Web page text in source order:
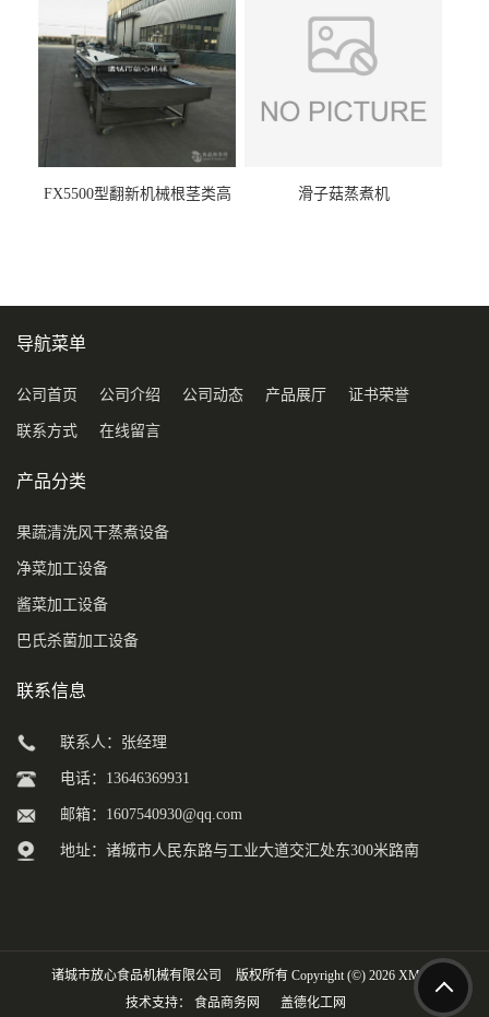
FX5500型翻新机械根茎类高
滑子菇蒸煮机
导航菜单
公司首页 公司介绍 公司动态 产品展厅 证书荣誉
联系方式 在线留言
产品分类
果蔬清洗风干蒸煮设备
净菜加工设备
酱菜加工设备
巴氏杀菌加工设备
联系信息
联系人：张经理
电话：13646369931
邮箱： 1607540930@qq.com
地址：诸城市人民东路与工业大道交汇处东300米路南
诸城市放心食品机械有限公司 版权所有 Copyright (©) 2026 XML
技术支持： 食品商务网 盖德化工网